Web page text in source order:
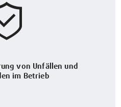
von Unfällen und
im Betrieb